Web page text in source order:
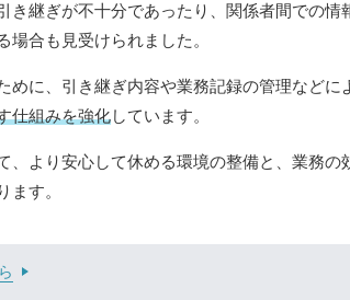
き継ぎが不十分であったり、関係者間での情
合も見受けられました。
めに、引き継ぎ内容や業務記録の管理などに
仕組みを強化しています。
、より安心して休める環境の整備と、業務の
ます。